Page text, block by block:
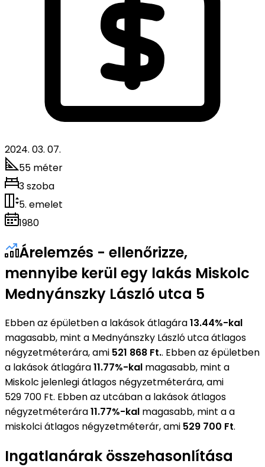
2024. 03. 07.
55 méter
3 szoba
5. emelet
1980
Árelemzés - ellenőrizze,
mennyibe kerül egy lakás Miskolc
Mednyánszky László utca 5
Ebben az épületben a lakások átlagára13.44%-kal
magasabb, mint a Mednyánszky László utca átlagos
négyzetméterára, ami 521 868 Ft.. Ebben az épületben
a lakások átlagára11.77%-kal magasabb, mint a
Miskolc jelenlegi átlagos négyzetméterára, ami
529 700 Ft. Ebben az utcában a lakások átlagos
négyzetméterára11.77%-kal magasabb, mint a a
miskolci átlagos négyzetméterár, ami 529 700 Ft.
Ingatlanárak összehasonlítása